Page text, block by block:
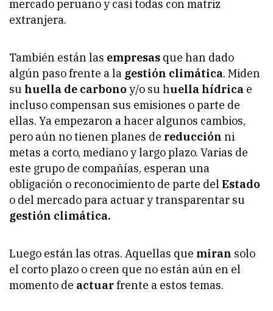
mercado peruano y casi todas con matriz
extranjera.
También están las empresas que han dado
algún paso frente a la gestión climática. Miden
su huella de carbono y/o su huella hídrica e
incluso compensan sus emisiones o parte de
ellas. Ya empezaron a hacer algunos cambios,
pero aún no tienen planes de reducción ni
metas a corto, mediano y largo plazo. Varias de
este grupo de compañías, esperan una
obligación o reconocimiento de parte del Estado
o del mercado para actuar y transparentar su
gestión climática.
Luego están las otras. Aquellas que miran solo
el corto plazo o creen que no están aún en el
momento de actuarfrente a estos temas.